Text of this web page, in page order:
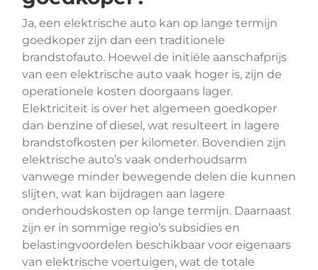
Ja, een elektrische auto kan op lange termijn
goedkoper zijn dan een traditionele
brandstofauto. Hoewel de initiële aanschafprijs
van een elektrische auto vaak hoger is, zijn de
operationele kosten doorgaans lager.
Elektriciteit is over het algemeen goedkoper
dan benzine of diesel, wat resulteert in lagere
brandstofkosten per kilometer. Bovendien zijn
elektrische auto’s vaak onderhoudsarm
vanwege minder bewegende delen die kunnen
slijten, wat kan bijdragen aan lagere
onderhoudskosten op lange termijn. Daarnaast
zijn er in sommige regio’s subsidies en
belastingvoordelen beschikbaar voor eigenaars
van elektrische voertuigen, wat de totale